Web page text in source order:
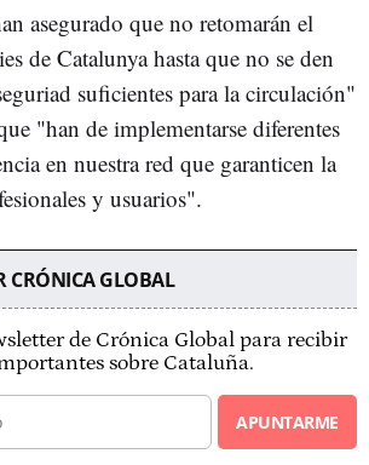
asegurado que no retomarán el
de Catalunya hasta que no se den
suficientes para la circulación"
"han de implementarse diferentes
en nuestra red que garanticen la
y usuarios".
CRÓNICA GLOBAL
de Crónica Global para recibir
sobre Cataluña.
APUNTARME